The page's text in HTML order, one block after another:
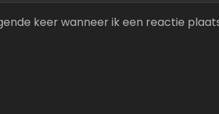
keer wanneer ik een reactie